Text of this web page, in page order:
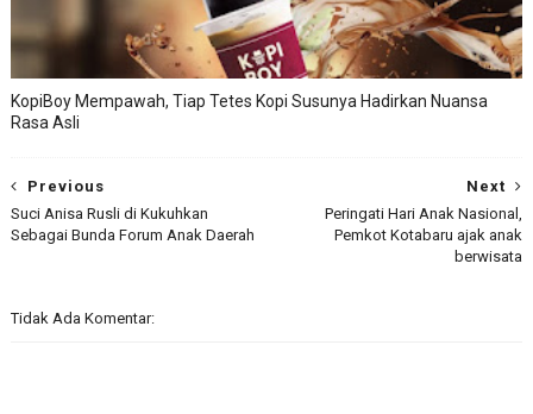
KopiBoy Mempawah, Tiap Tetes Kopi Susunya Hadirkan Nuansa
Rasa Asli
Next
Peringati Hari Anak Nasional,
Pemkot Kotabaru ajak anak
berwisata
Previous
Suci Anisa Rusli di Kukuhkan
Sebagai Bunda Forum Anak Daerah
Tidak Ada Komentar: